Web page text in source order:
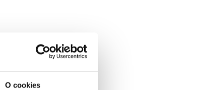
O cookies